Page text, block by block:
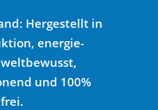
Hergestellt in
energie-
und 100%